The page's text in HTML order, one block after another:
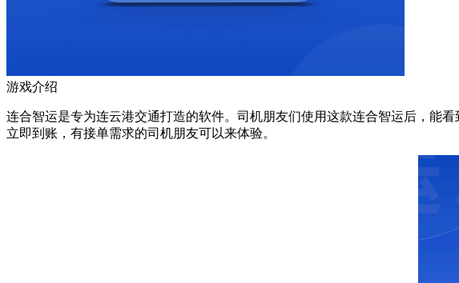
游戏介绍
连合智运是专为连云港交通打造的软件。司机朋友们使用这款连合智运后，能
立即到账，有接单需求的司机朋友可以来体验。